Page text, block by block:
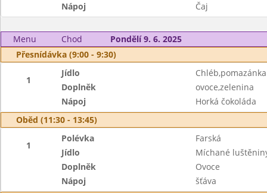
Nápoj
Čaj
Menu Chod
Pondělí 9. 6. 2025
Přesnídávka (9:00 - 9:30)
1
Jídlo
Doplněk
ovoce,zelenina
Nápoj
Horká čokoláda
Oběd (11:30 - 13:45)
1
Polévka
Farská
Jídlo
Míchané
Doplněk
Ovoce
Nápoj
šťáva